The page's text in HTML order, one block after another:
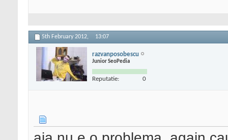
5th February 2012, 13:07
razvanposobescu
Junior SeoPedia
Reputatie: 0